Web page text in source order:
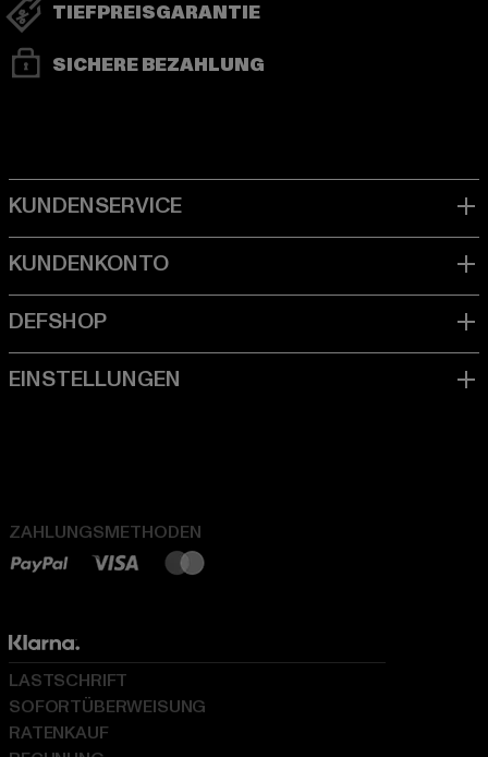
TIEFPREISGARANTIE
SICHERE BEZAHLUNG
ZAHLUNGSMETHODEN
LASTSCHRIFT
SOFORTÜBERWEISUNG
RATENKAUF